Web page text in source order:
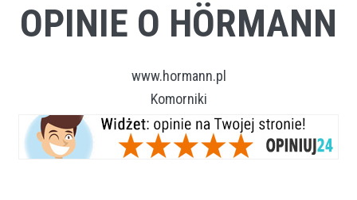
OPINIE O HÖRMANN
www.hormann.pl
Komorniki